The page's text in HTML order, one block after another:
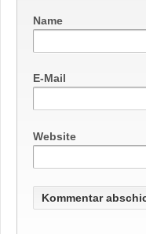
Name
E-Mail
Website